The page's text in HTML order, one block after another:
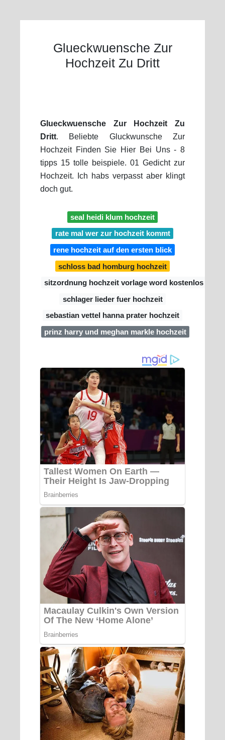
Glueckwuensche Zur
Hochzeit Zu Dritt
Glueckwuensche Zur Hochzeit Zu
Dritt. Beliebte Gluckwunsche Zur
Hochzeit Finden Sie Hier Bei Uns - 8
tipps 15 tolle beispiele. 01 Gedicht zur
Hochzeit. Ich habs verpasst aber klingt
doch gut.
seal heidi klum hochzeit
rate mal wer zur hochzeit kommt
rene hochzeit auf den ersten blick
schloss bad homburg hochzeit
sitzordnung hochzeit vorlage word kostenlos
schlager lieder fuer hochzeit
sebastian vettel hanna prater hochzeit
prinz harry und meghan markle hochzeit